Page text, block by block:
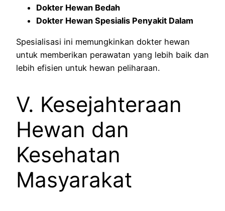
Dokter Hewan Bedah
Dokter Hewan Spesialis Penyakit Dalam
Spesialisasi ini memungkinkan dokter hewan
untuk memberikan perawatan yang lebih baik dan
lebih efisien untuk hewan peliharaan.
V. Kesejahteraan
Hewan dan
Kesehatan
Masyarakat